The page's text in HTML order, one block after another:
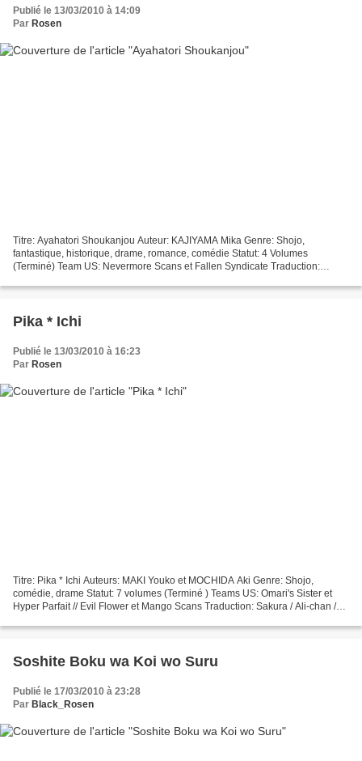
Publié le 13/03/2010 à 14:09
Par Rosen
Titre: Ayahatori Shoukanjou Auteur: KAJIYAMA Mika Genre: Shojo,
fantastique, historique, drame, romance, comédie Statut: 4 Volumes
(Terminé) Team US: Nevermore Scans et Fallen Syndicate Traduction:
Pika * Ichi
Publié le 13/03/2010 à 16:23
Par Rosen
Titre: Pika * Ichi Auteurs: MAKI Youko et MOCHIDA Aki Genre: Shojo,
comédie, drame Statut: 7 volumes (Terminé ) Teams US: Omari's Sister et
Hyper Parfait // Evil Flower et Mango Scans Traduction: Sakura / Ali-chan /
Soshite Boku wa Koi wo Suru
Publié le 17/03/2010 à 23:28
Par Black_Rosen